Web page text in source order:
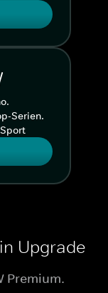
Serien.
Upgrade
Premium.